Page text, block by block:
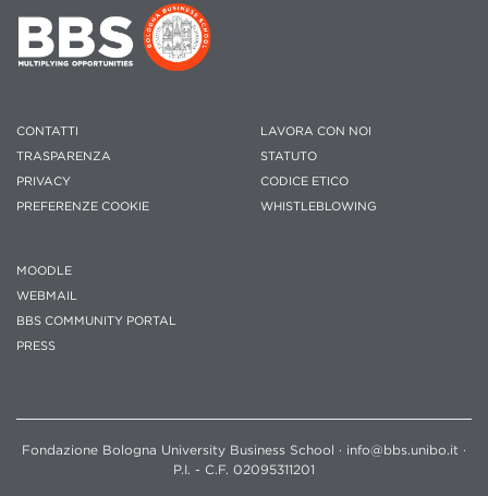
CONTATTI
TRASPARENZA
PRIVACY
PREFERENZE COOKIE
LAVORA CON NOI
STATUTO
CODICE ETICO
WHISTLEBLOWING
MOODLE
WEBMAIL
BBS COMMUNITY PORTAL
PRESS
Fondazione Bologna University Business School · info@bbs.unibo.it ·
P.I. - C.F. 02095311201